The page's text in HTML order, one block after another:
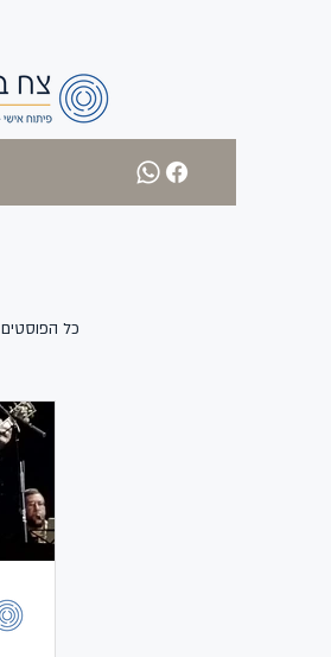
כל הפוסטים